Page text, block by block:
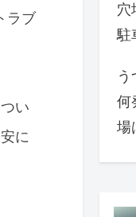
ラブ
い
に
穴
駐
何
場